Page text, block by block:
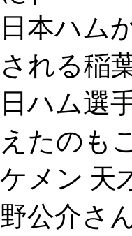
日本ハム
される稲
日ハム選
えたのも
ケメン 天
野公介さ